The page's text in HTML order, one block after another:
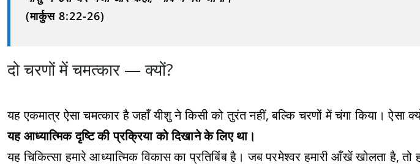
(मार्कुस 8:22-26)
दो चरणों में चमत्कार — क्यों?
यह एकमात्र ऐसा चमत्कार है जहाँ यीशु ने किसी को तुरंत नहीं, बल्कि चरणों में चंगा किया। ऐसा
यह आध्यात्मिक दृष्टि की प्रक्रिया को दिखाने के लिए था।
यह चिकित्सा हमारे आध्यात्मिक विकास का प्रतिबिंब है। जब परमेश्वर हमारी आँखें खोलता है,